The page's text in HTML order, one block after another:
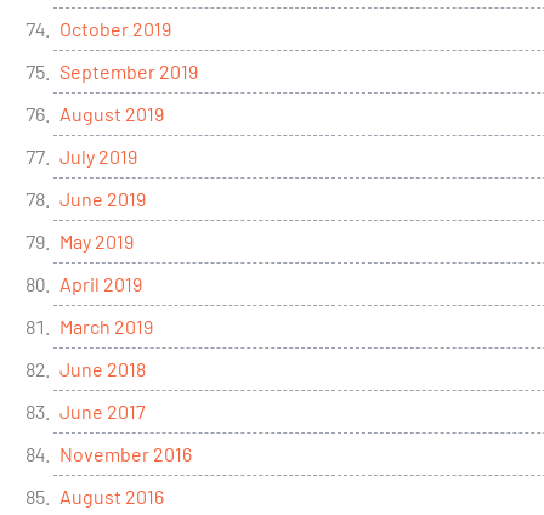
October 2019
September 2019
August 2019
July 2019
June 2019
May 2019
April 2019
March 2019
June 2018
June 2017
November 2016
August 2016